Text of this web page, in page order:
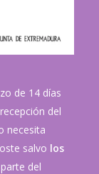
de 14 días
del
necesita
salvo los
del